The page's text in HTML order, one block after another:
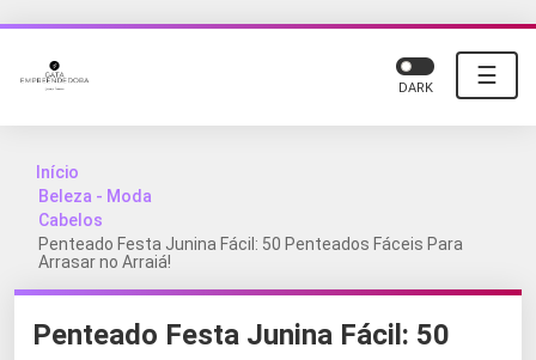
☰
DARK
Início
Beleza - Moda
Cabelos
Penteado Festa Junina Fácil: 50 Penteados Fáceis Para
Arrasar no Arraiá!
Penteado Festa Junina Fácil: 50